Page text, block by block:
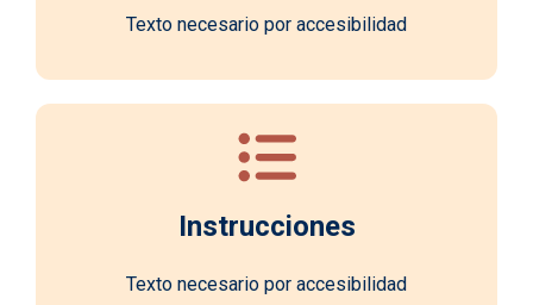
Texto necesario por accesibilidad
Instrucciones
Texto necesario por accesibilidad